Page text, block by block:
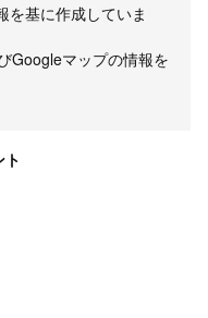
を基に作成していま
Googleマップの情報を
ト